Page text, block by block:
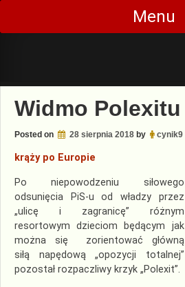
Skip
content
Menu
Widmo Polexitu
Posted on 28 sierpnia 2018 by cynik9
krąży po Europie
Po niepowodzeniu siłowego
odsunięcia PiS-u od władzy przez
„ulicę i zagranicę” różnym
resortowym dzieciom będącym jak
można się zorientować główną
siłą napędową „opozycji totalnej”
pozostał rozpaczliwy krzyk „Polexit”.